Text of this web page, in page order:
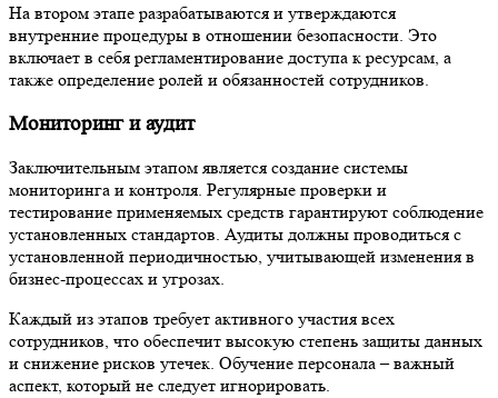
На втором этапе разрабатываются и утверждаются
внутренние процедуры в отношении безопасности. Это
включает в себя регламентирование доступа к ресурсам, а
также определение ролей и обязанностей сотрудников.
Мониторинг и аудит
Заключительным этапом является создание системы
мониторинга и контроля. Регулярные проверки и
тестирование применяемых средств гарантируют соблюдение
установленных стандартов. Аудиты должны проводиться с
установленной периодичностью, учитывающей изменения в
бизнес-процессах и угрозах.
Каждый из этапов требует активного участия всех
сотрудников, что обеспечит высокую степень защиты данных
и снижение рисков утечек. Обучение персонала – важный
аспект, который не следует игнорировать.